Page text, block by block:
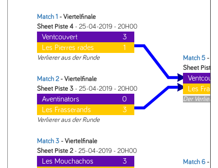
Match 1 - Viertelfinale
Sheet Piste 4 - 25-04-2019 - 20H00
Ventcouvert
3
Les Pierres rades
1
Verlierer aus der Runde
Match 2- Viertelfinale
Sheet Piste 3 - 25-04-2019 - 20H00
Aventinators
0
Les Frasserands
3
Verlierer aus der Runde
Match 3 - Viertelfinale
Sheet Piste 2- 25-04-2019 - 20H00
Les Mouchachos
3
Match 5 -
Sheet Piste
Les
Der
Match 6 -